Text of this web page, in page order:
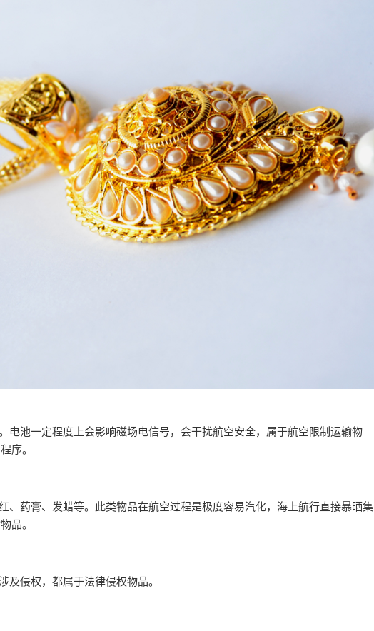
电池一定程度上会影响磁场电信号，会干扰航空安全，属于航空限制运输物
序。
、药膏、发蜡等。此类物品在航空过程是极度容易汽化，海上航行直接暴晒集
品。
及侵权，都属于法律侵权物品。